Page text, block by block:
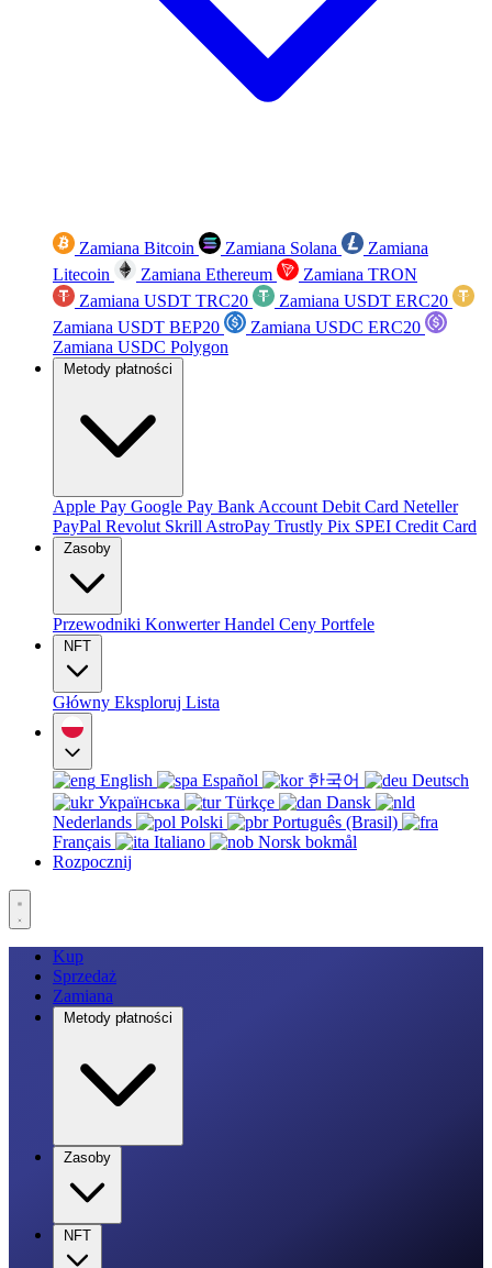
Zamiana Bitcoin Zamiana Solana
Zamiana
Litecoin
Zamiana Ethereum
Zamiana TRON
Zamiana USDT TRC20
Zamiana USDT ERC20
Zamiana USDT BEP20
Zamiana USDC ERC20
Zamiana USDC Polygon
Metody płatności
Apple Pay Google Pay Bank Account Debit Card Neteller
PayPal Revolut Skrill AstroPay Trustly Pix SPEI Credit Card
Zasoby
Przewodniki KonwerterHandel Ceny Portfele
NFT
Główny Eksploruj Lista
English Español 한국어
Deutsch
Українська
Türkçe
Dansk
Nederlands
Polski
Português (Brasil)
Français
Italiano
Norsk bokmål
Rozpocznij
Kup
Sprzedaż
Zamiana
Metody płatności
Zasoby
NFT